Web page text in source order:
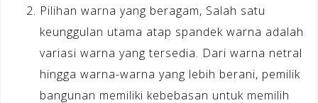
Pilihan warna yang beragam, Salah satu
keunggulan utama atap spandek warna adalah
variasi warna yang tersedia. Dari warna netral
hingga warna-warna yang lebih berani, pemilik
bangunan memiliki kebebasan untuk memilih